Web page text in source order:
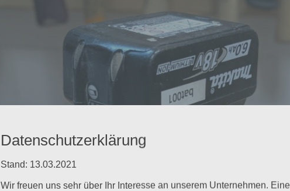
Datenschutzerklärung
Stand: 13.03.2021
Wir freuen uns sehr über Ihr Interesse an unserem Unternehmen. Eine